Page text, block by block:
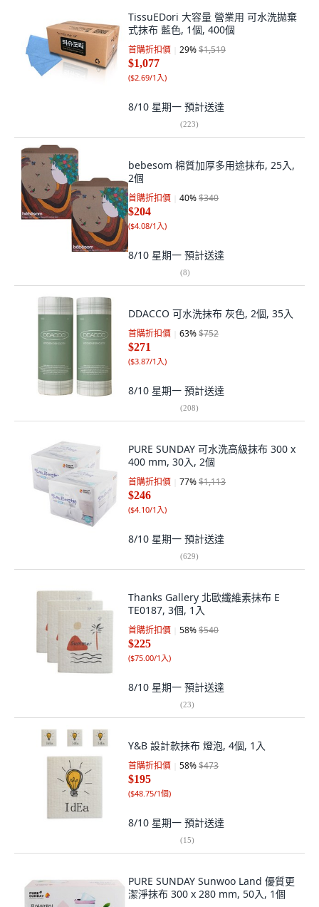
TissuEDori 大容量 營業用 可水洗拋棄
式抹布 藍色, 1個, 400個
首購折扣價 29%$1,519
$1,077
($2.69/1入)
8/10 星期一 預計送達
(223)
bebesom 棉質加厚多用途抹布, 25入,
2個
首購折扣價 40%$340
$204
($4.08/1入)
8/10 星期一 預計送達
(8)
DDACCO 可水洗抹布 灰色, 2個, 35入
首購折扣價 63%$752
$271
($3.87/1入)
8/10 星期一 預計送達
(208)
PURE SUNDAY 可水洗高級抹布 300 x
400 mm, 30入, 2個
首購折扣價 77%$1,113
$246
($4.10/1入)
8/10 星期一 預計送達
(629)
Thanks Gallery 北歐纖維素抹布 E
TE0187, 3個, 1入
首購折扣價 58%$540
$225
($75.00/1入)
8/10 星期一 預計送達
(23)
Y&B 設計款抹布 燈泡, 4個, 1入
首購折扣價 58%$473
$195
($48.75/1個)
8/10 星期一 預計送達
(15)
PURE SUNDAY Sunwoo Land 優質更
潔淨抹布 300 x 280 mm, 50入, 1個